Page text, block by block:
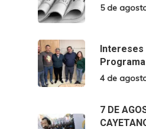
5 de
Intereses
Programa
4 de
7 DE